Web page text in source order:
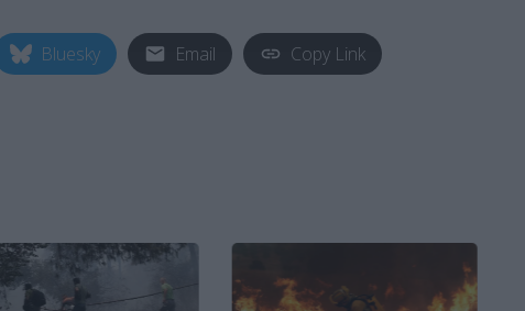
Bluesky Email Copy Link